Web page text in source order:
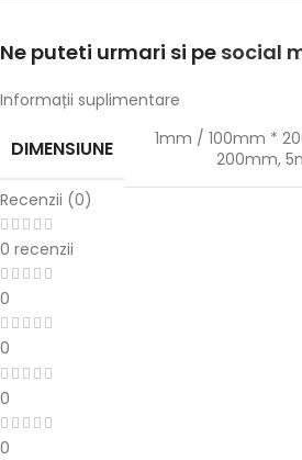
Ne puteti urmari si pe social
Informații suplimentare
DIMENSIUNE 1mm / 100mm *
200mm,
Recenzii (0)
0 recenzii
0
0
0
0